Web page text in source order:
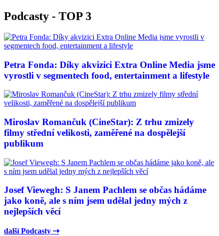
Podcasty - TOP 3
Petra Fonda: Díky akvizici Extra Online Media jsme
vyrostli v segmentech food, entertainment a lifestyle
Miroslav Romančuk (CineStar): Z trhu zmizely
filmy střední velikosti, zaměřené na dospělejší
publikum
Josef Viewegh: S Janem Pachlem se občas hádáme
jako koně, ale s ním jsem udělal jedny mých z
nejlepších věcí
další Podcasty ⇢